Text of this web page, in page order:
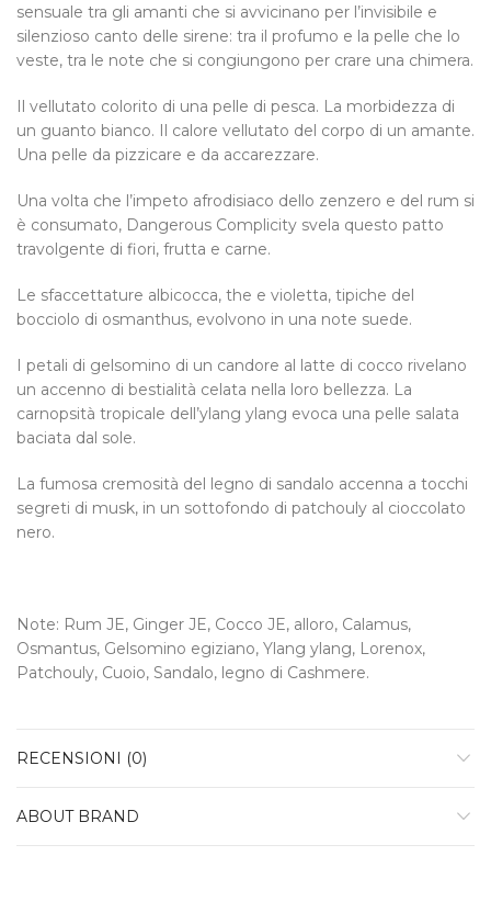
sensuale tra gli amanti che si avvicinano per l’invisibile e
silenzioso canto delle sirene: tra il profumo e la pelle che lo
veste, tra le note che si congiungono per crare una chimera.
Il vellutato colorito di una pelle di pesca. La morbidezza di
un guanto bianco. Il calore vellutato del corpo di un amante.
Una pelle da pizzicare e da accarezzare.
Una volta che l’impeto afrodisiaco dello zenzero e del rum si
è consumato, Dangerous Complicity svela questo patto
travolgente di fiori, frutta e carne.
Le sfaccettature albicocca, the e violetta, tipiche del
bocciolo di osmanthus, evolvono in una note suede.
I petali di gelsomino di un candore al latte di cocco rivelano
un accenno di bestialità celata nella loro bellezza. La
carnopsità tropicale dell’ylang ylang evoca una pelle salata
baciata dal sole.
La fumosa cremosità del legno di sandalo accenna a tocchi
segreti di musk, in un sottofondo di patchouly al cioccolato
nero.
Note: Rum JE, Ginger JE, Cocco JE, alloro, Calamus,
Osmantus, Gelsomino egiziano, Ylang ylang, Lorenox,
Patchouly, Cuoio, Sandalo, legno di Cashmere.
RECENSIONI (0)
ABOUT BRAND